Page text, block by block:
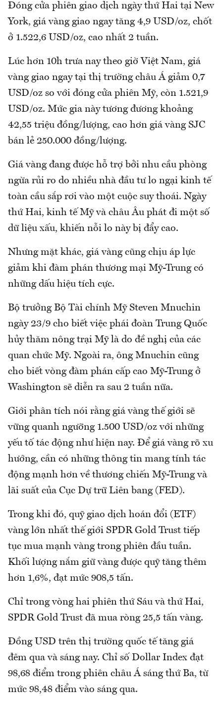
Đóng cửa phiên giao dịch ngày thứ Hai tại New
York, giá vàng giao ngay tăng 4,9 USD/oz, chốt
ở 1.522,6 USD/oz, cao nhất 2 tuần.
Lúc hơn 10h trưa nay theo giờ Việt Nam, giá
vàng giao ngay tại thị trường châu Á giảm 0,7
USD/oz so với đóng cửa phiên Mỹ, còn 1.521,9
USD/oz. Mức gia này tương đương khoảng
42,55 triệu đồng/lượng, cao hơn giá vàng SJC
bán lẻ 250.000 đồng/lượng.
Giá vàng đang được hỗ trợ bởi nhu cầu phòng
ngừa rủi ro do nhiều nhà đầu tư lo ngại kinh tế
toàn cầu sắp rơi vào một cuộc suy thoái. Ngày
thứ Hai, kinh tế Mỹ và châu Âu phát đi một số
dữ liệu xấu, khiến nỗi lo này bị đẩy cao.
Nhưng mặt khác, giá vàng cũng chịu áp lực
giảm khi đàm phán thương mại Mỹ-Trung có
những dấu hiệu tích cực.
Bộ trưởng Bộ Tài chính Mỹ Steven Mnuchin
ngày 23/9 cho biết việc phái đoàn Trung Quốc
hủy thăm nông trại Mỹ là do đề nghị của các
quan chức Mỹ. Ngoài ra, ông Mnuchin cũng
cho biết vòng đàm phán cấp cao Mỹ-Trung ở
Washington sẽ diễn ra sau 2 tuần nữa.
Giới phân tích nói rằng giá vàng thế giới sẽ
vững quanh ngưỡng 1.500 USD/oz với những
yếu tố tác động như hiện nay. Để giá vàng rõ xu
hướng, cần có những thông tin mang tính tác
động mạnh hơn về thương chiến Mỹ-Trung và
lãi suất của Cục Dự trữ Liên bang (FED).
Trong khi đó, quỹ giao dịch hoán đổi (ETF)
vàng lớn nhất thế giới SPDR Gold Trust tiếp
tục mua mạnh vàng trong phiên đầu tuần.
Khối lượng nắm giữ vàng được quỹ tăng thêm
hơn 1,6%, đạt mức 908,5 tấn.
Chỉ trong vòng hai phiên thứ Sáu và thứ Hai,
SPDR Gold Trust đã mua ròng 25,5 tấn vàng.
Đồng USD trên thị trường quốc tế tăng giá
đêm qua và sáng nay. Chỉ số Dollar Index đạt
98,68 điểm trong phiên châu Á sáng thứ Ba, từ
mức 98,48 điểm vào sáng qua.